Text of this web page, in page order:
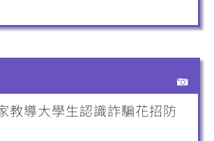
教導大學生認識詐騙花招防